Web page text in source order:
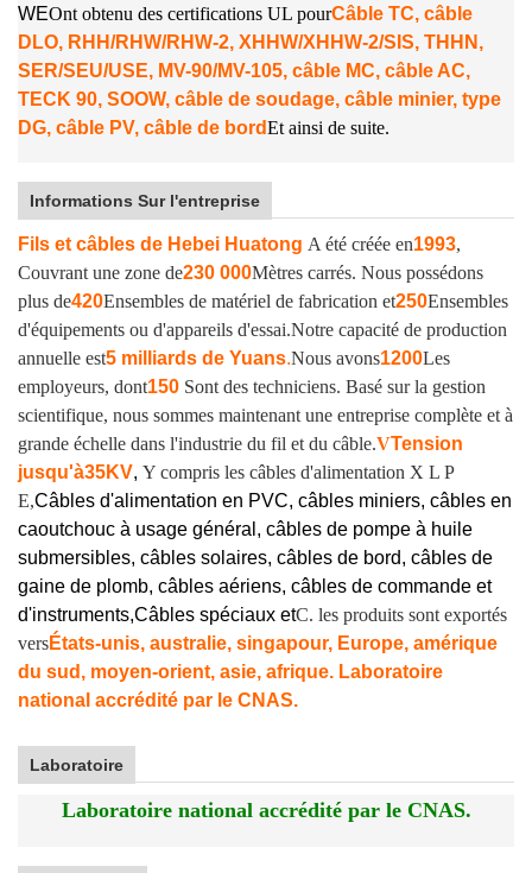
WEOnt obtenu des certifications UL pourCâble TC, câble
DLO, RHH/RHW/RHW-2, XHHW/XHHW-2/SIS, THHN,
SER/SEU/USE, MV-90/MV-105, câble MC, câble AC,
TECK 90, SOOW, câble de soudage, câble minier, type
DG, câble PV, câble de bordEt ainsi de suite.
Informations Sur l'entreprise
Fils et câbles de Hebei Huatong A été créée en1993,
Couvrant une zone de230 000Mètres carrés. Nous possédons
plus de420Ensembles de matériel de fabrication et250Ensembles
d'équipements ou d'appareils d'essai.Notre capacité de production
annuelle est5 milliards de Yuans.Nous avons1200Les
employeurs, dont150 Sont des techniciens. Basé sur la gestion
scientifique, nous sommes maintenant une entreprise complète et à
grande échelle dans l'industrie du fil et du câble.VTension
jusqu'à35KV, Y compris les câbles d'alimentation X L P
E,Câbles d'alimentation en PVC, câbles miniers, câbles en
caoutchouc à usage général, câbles de pompe à huile
submersibles, câbles solaires, câbles de bord, câbles de
gaine de plomb, câbles aériens, câbles de commande et
d'instruments,Câbles spéciaux etC. les produits sont exportés
versÉtats-unis, australie, singapour, Europe, amérique
du sud, moyen-orient, asie, afrique. Laboratoire
national accrédité par le CNAS.
Laboratoire
Laboratoire national accrédité par le CNAS.